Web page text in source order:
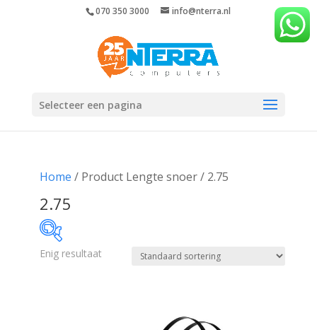
070 350 3000 info@nterra.nl
Selecteer een pagina
Home / Product Lengte snoer / 2.75
2.75
Enig resultaat